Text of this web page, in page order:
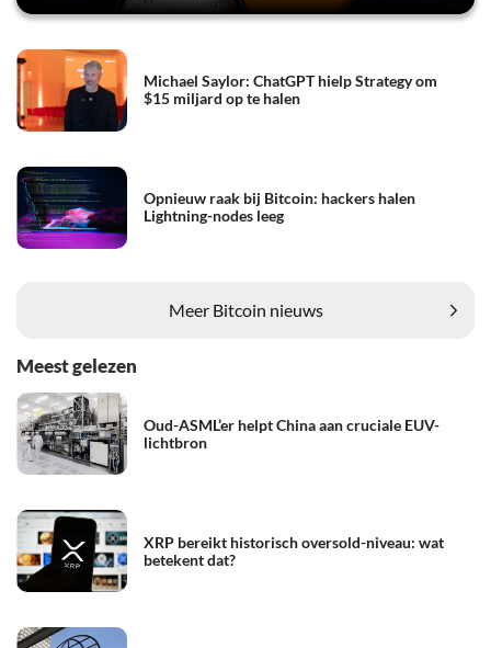
Michael Saylor: ChatGPT hielp Strategy om
$15 miljard op te halen
Opnieuw raak bij Bitcoin: hackers halen
Lightning-nodes leeg
Meer Bitcoin nieuws
Meest gelezen
Oud-ASML’er helpt China aan cruciale EUV-
lichtbron
XRP bereikt historisch oversold-niveau: wat
betekent dat?